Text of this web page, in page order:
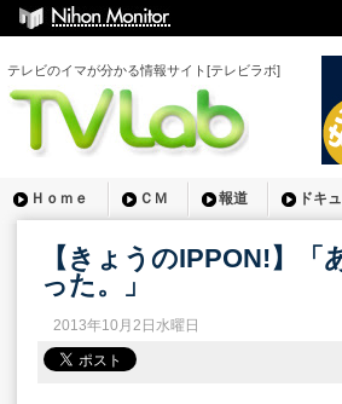
テレビのイマが分かる情報サイト[テレビラボ]
Ｈｏｍｅ ＣＭ 報道 ドキ
【きょうのIPPON!】
った。」
2013年10月2日水曜日